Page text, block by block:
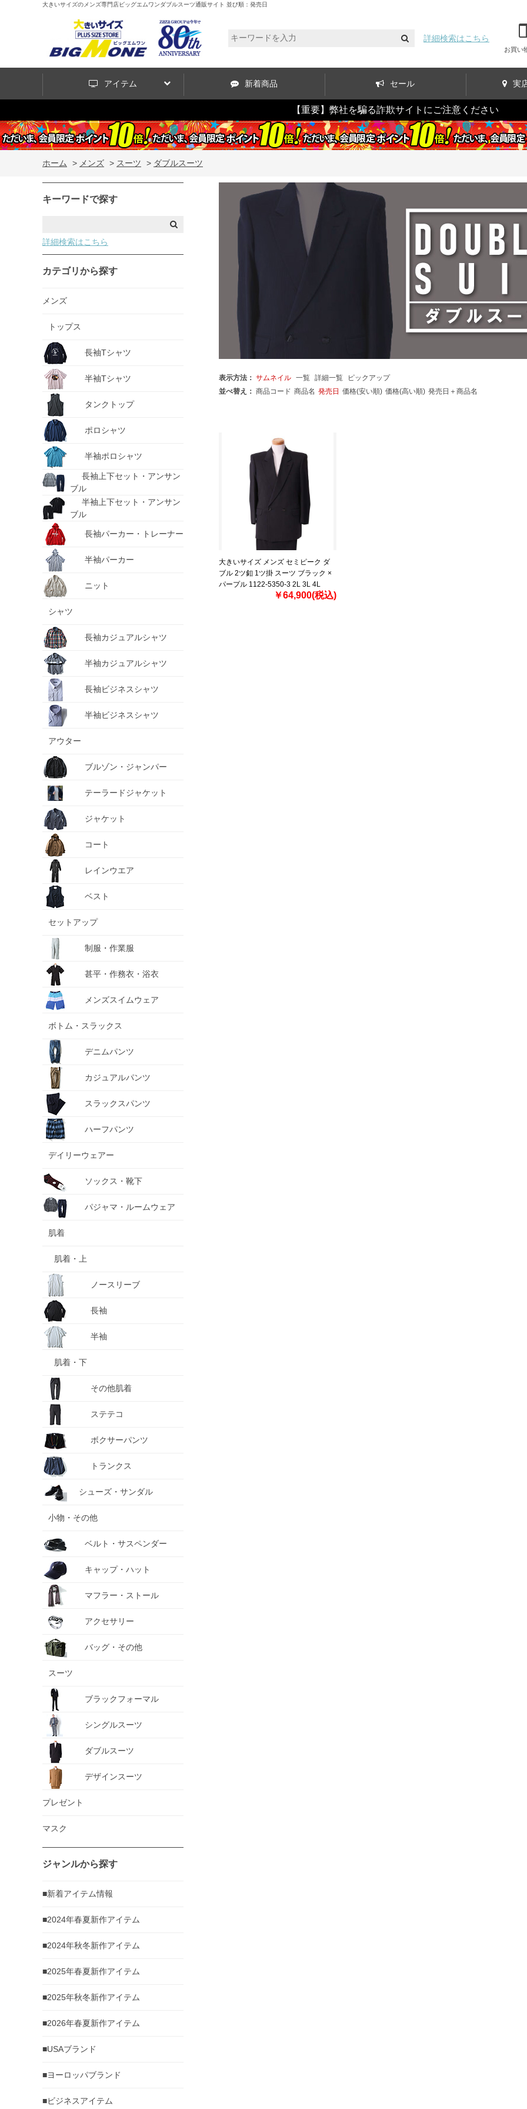
大きいサイズのメンズ専門店ビッグエムワンダブルスーツ通販サイト 並び順：発売日
詳細検索はこちら
お買い
アイテム 新着商品 セール 実
【重要】弊社を騙る詐欺サイトにご注意ください
ホーム > メンズ > スーツ > ダブルスーツ
キーワードで探す
詳細検索はこちら
カテゴリから探す
メンズ
トップス
長袖Tシャツ
半袖Tシャツ
タンクトップ
ポロシャツ
半袖ポロシャツ
長袖上下セット・アンサン
ブル
半袖上下セット・アンサン
ブル
長袖パーカー・トレーナー
半袖パーカー
ニット
シャツ
長袖カジュアルシャツ
半袖カジュアルシャツ
長袖ビジネスシャツ
半袖ビジネスシャツ
アウター
ブルゾン・ジャンパー
テーラードジャケット
ジャケット
コート
レインウエア
ベスト
セットアップ
制服・作業服
甚平・作務衣・浴衣
メンズスイムウェア
ボトム・スラックス
デニムパンツ
カジュアルパンツ
スラックスパンツ
ハーフパンツ
デイリーウェアー
ソックス・靴下
パジャマ・ルームウェア
肌着
肌着・上
ノースリーブ
長袖
半袖
肌着・下
その他肌着
ステテコ
ボクサーパンツ
トランクス
シューズ・サンダル
小物・その他
ベルト・サスペンダー
キャップ・ハット
マフラー・ストール
アクセサリー
バッグ・その他
スーツ
ブラックフォーマル
シングルスーツ
ダブルスーツ
デザインスーツ
プレゼント
マスク
ジャンルから探す
■新着アイテム情報
■2024年春夏新作アイテム
■2024年秋冬新作アイテム
■2025年春夏新作アイテム
■2025年秋冬新作アイテム
■2026年春夏新作アイテム
■USAブランド
■ヨーロッパブランド
■ビジネスアイテム
表示方法： サムネイル 一覧 詳細一覧
ピックアップ
並べ替え： 商品コード 商品名 発売日 価格(安い順) 価格(高い順) 発売日＋商品名
大きいサイズ メンズ セミピーク ダ
ブル 2ツ釦 1ツ掛 スーツ ブラック ×
パープル 1122-5350-3 2L 3L 4L
￥64,900(税込)